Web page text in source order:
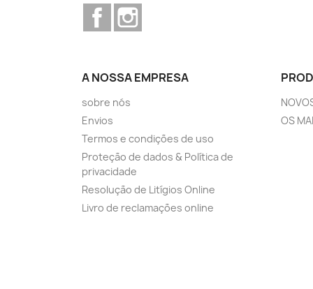
Facebook
A NOSSA EMPRESA
sobre nós
Envios
Termos e condições de uso
Proteção de dados & Política de
privacidade
Resolução de Litígios Online
Livro de reclamações online
OS